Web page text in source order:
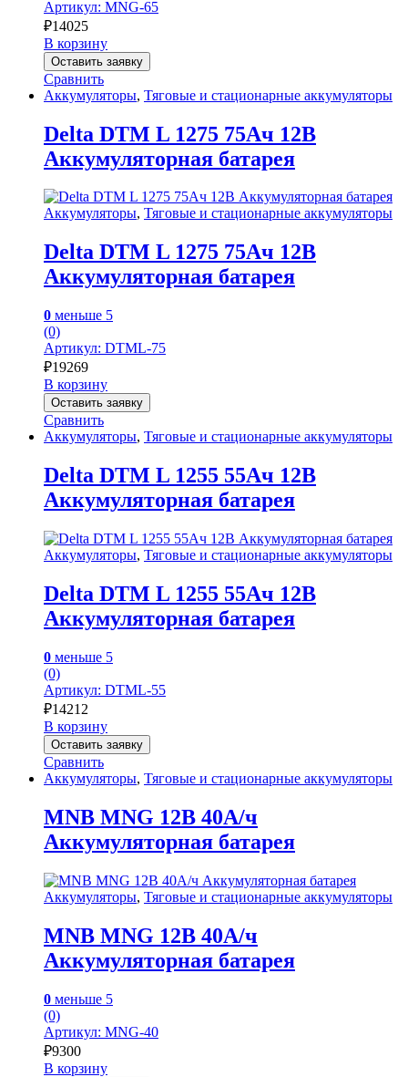
Артикул: MNG-65
₽14025
В корзину
Оставить заявку
Сравнить
Аккумуляторы, Тяговые и стационарные аккумуляторы
Delta DTM L 1275 75Ач 12В
Аккумуляторная батарея
Аккумуляторы, Тяговые и стационарные аккумуляторы
Delta DTM L 1275 75Ач 12В
Аккумуляторная батарея
0 меньше 5
(0)
Артикул: DTML-75
₽19269
В корзину
Оставить заявку
Сравнить
Аккумуляторы, Тяговые и стационарные аккумуляторы
Delta DTM L 1255 55Ач 12В
Аккумуляторная батарея
Аккумуляторы, Тяговые и стационарные аккумуляторы
Delta DTM L 1255 55Ач 12В
Аккумуляторная батарея
0 меньше 5
(0)
Артикул: DTML-55
₽14212
В корзину
Оставить заявку
Сравнить
Аккумуляторы, Тяговые и стационарные аккумуляторы
MNB MNG 12В 40А/ч
Аккумуляторная батарея
Аккумуляторы, Тяговые и стационарные аккумуляторы
MNB MNG 12В 40А/ч
Аккумуляторная батарея
0 меньше 5
(0)
Артикул: MNG-40
₽9300
В корзину